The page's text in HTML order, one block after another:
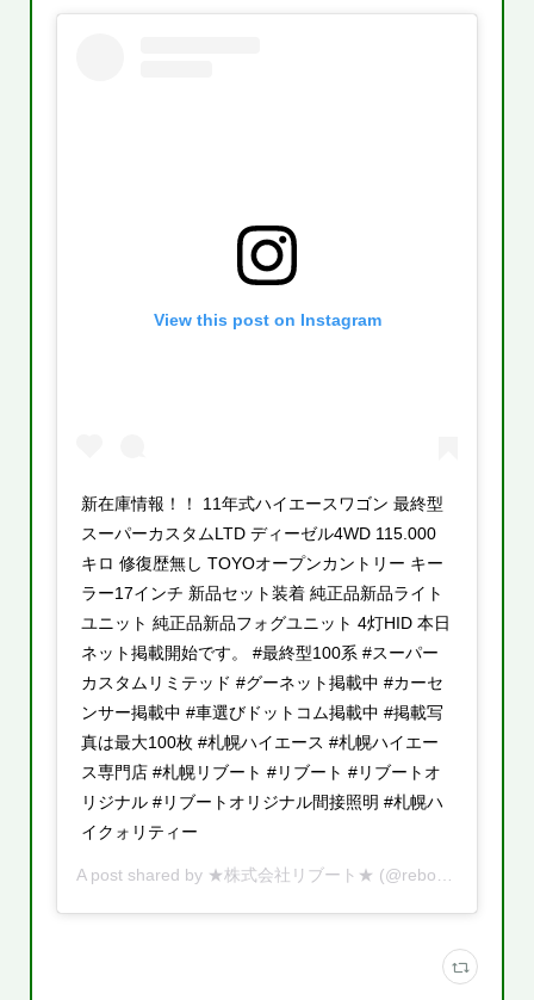
View this post on Instagram
新在庫情報！！ 11年式ハイエースワゴン 最終型
スーパーカスタムLTD ディーゼル4WD 115.000
キロ 修復歴無し TOYOオープンカントリー キー
ラー17インチ 新品セット装着 純正品新品ライト
ユニット 純正品新品フォグユニット 4灯HID 本日
ネット掲載開始です。 #最終型100系 #スーパー
カスタムリミテッド #グーネット掲載中 #カーセ
ンサー掲載中 #車選びドットコム掲載中 #掲載写
真は最大100枚 #札幌ハイエース #札幌ハイエー
ス専門店 #札幌リブート #リブート #リブートオ
リジナル #リブートオリジナル間接照明 #札幌ハ
イクォリティー
A post shared by ★株式会社リブート★ (@reboot.cars) on